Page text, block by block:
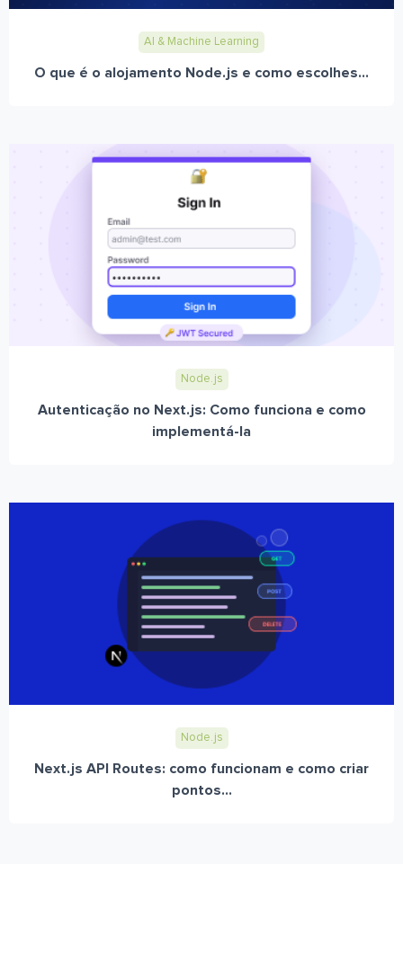
AI & Machine Learning
O que é o alojamento Node.js e como escolhes...
Node.js
Autenticação no Next.js: Como funciona e como
implementá-la
Node.js
Next.js API Routes: como funcionam e como criar
pontos...